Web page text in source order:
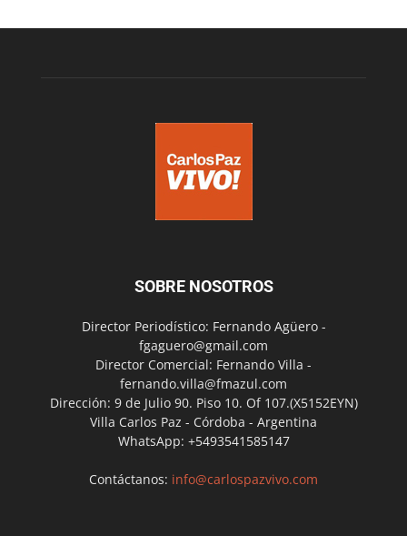
SOBRE NOSOTROS
Director Periodístico: Fernando Agüero -
fgaguero@gmail.com
Director Comercial: Fernando Villa -
fernando.villa@fmazul.com
Dirección: 9 de Julio 90. Piso 10. Of 107.(X5152EYN)
Villa Carlos Paz - Córdoba - Argentina
WhatsApp: +5493541585147
Contáctanos: info@carlospazvivo.com